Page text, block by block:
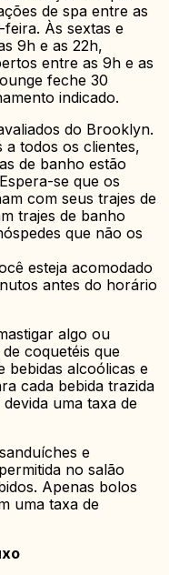
de spa entre as
feira. Às sextas e
9h e as 22h,
entre as 9h e as
feche 30
indicado.
do Brooklyn.
todos os clientes,
de banho estão
se que os
com seus trajes de
trajes de banho
que não os
esteja acomodado
antes do horário
algo ou
coquetéis que
bebidas alcoólicas e
cada bebida trazida
uma taxa de
e
no salão
Apenas bolos
uma taxa de